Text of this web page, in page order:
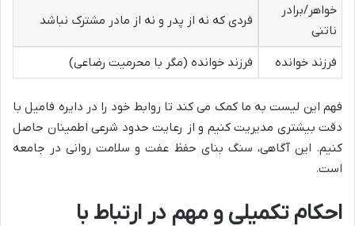
خواهر/برادر
ناتنی
فردی که نه از پدر و نه از مادر مشترک نباشد
فرزند خوانده فرزند خوانده (مگر با محرمیت رضاعی)
فهم این لیست به ما کمک می کند تا روابط خود را در دایره فامیل با
دقت بیشتری مدیریت کنیم و از رعایت حدود شرعی اطمینان حاصل
کنیم. این آگاهی، سنگ بنای حفظ عفت و سلامت روانی در جامعه
است.
احکام تکمیلی و مهم در ارتباط با